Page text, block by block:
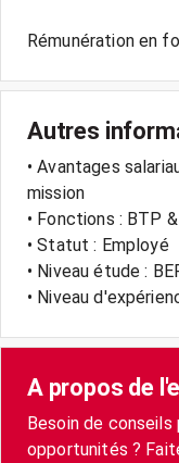
Rémunération en
Autres
• Avantages
mission
• Fonctions : BTP
• Statut : Employé
• Niveau étude :
• Niveau
A propos de
Besoin de
opportunités ?